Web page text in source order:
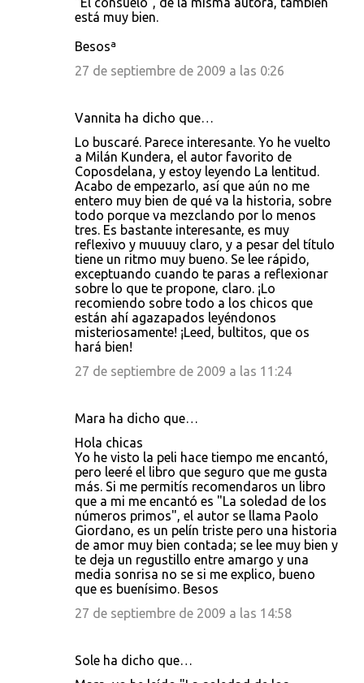
está muy bien.
Besosª
27 de septiembre de 2009 a las 0:26
Vannita ha dicho que…
Lo buscaré. Parece interesante. Yo he vuelto
a Milán Kundera, el autor favorito de
Coposdelana, y estoy leyendo La lentitud.
Acabo de empezarlo, así que aún no me
entero muy bien de qué va la historia, sobre
todo porque va mezclando por lo menos
tres. Es bastante interesante, es muy
reflexivo y muuuuy claro, y a pesar del título
tiene un ritmo muy bueno. Se lee rápido,
exceptuando cuando te paras a reflexionar
sobre lo que te propone, claro. ¡Lo
recomiendo sobre todo a los chicos que
están ahí agazapados leyéndonos
misteriosamente! ¡Leed, bultitos, que os
hará bien!
27 de septiembre de 2009 a las 11:24
Mara ha dicho que…
Hola chicas
Yo he visto la peli hace tiempo me encantó,
pero leeré el libro que seguro que me gusta
más. Si me permitís recomendaros un libro
que a mi me encantó es "La soledad de los
números primos", el autor se llama Paolo
Giordano, es un pelín triste pero una historia
de amor muy bien contada; se lee muy bien y
te deja un regustillo entre amargo y una
media sonrisa no se si me explico, bueno
que es buenísimo. Besos
27 de septiembre de 2009 a las 14:58
Sole ha dicho que…